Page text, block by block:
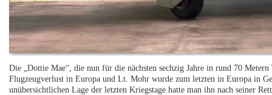
Die „Dottie Mae“, die nun für die nächsten sechzig Jahre in rund 70
Flugzeugverlust in Europa und Lt. Mohr wurde zum letzten in Europa in
unübersichtlichen Lage der letzten Kriegstage hatte man ihn nach seiner